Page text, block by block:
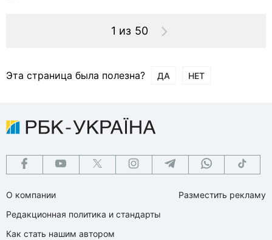
1 из 50
Эта страница была полезна? ДА НЕТ
О компании
Редакционная политика и стандарты
Как стать нашим автором
Разместить рекламу